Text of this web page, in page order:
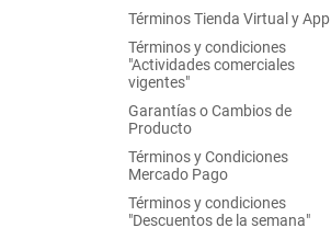
Términos Tienda Virtual y App
Términos y condiciones
"Actividades comerciales
vigentes"
Garantías o Cambios de
Producto
Términos y Condiciones
Mercado Pago
Términos y condiciones
"Descuentos de la semana"